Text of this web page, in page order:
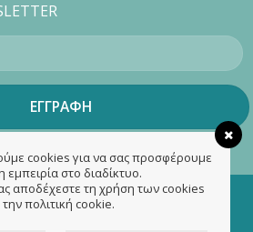
2026 ©doubletrouble.gr
& developed by
cookies για να σας προσφέρουμε
εμπειρία στο διαδίκτυο.
αποδέχεστε τη χρήση των cookies
πολιτική cookie.